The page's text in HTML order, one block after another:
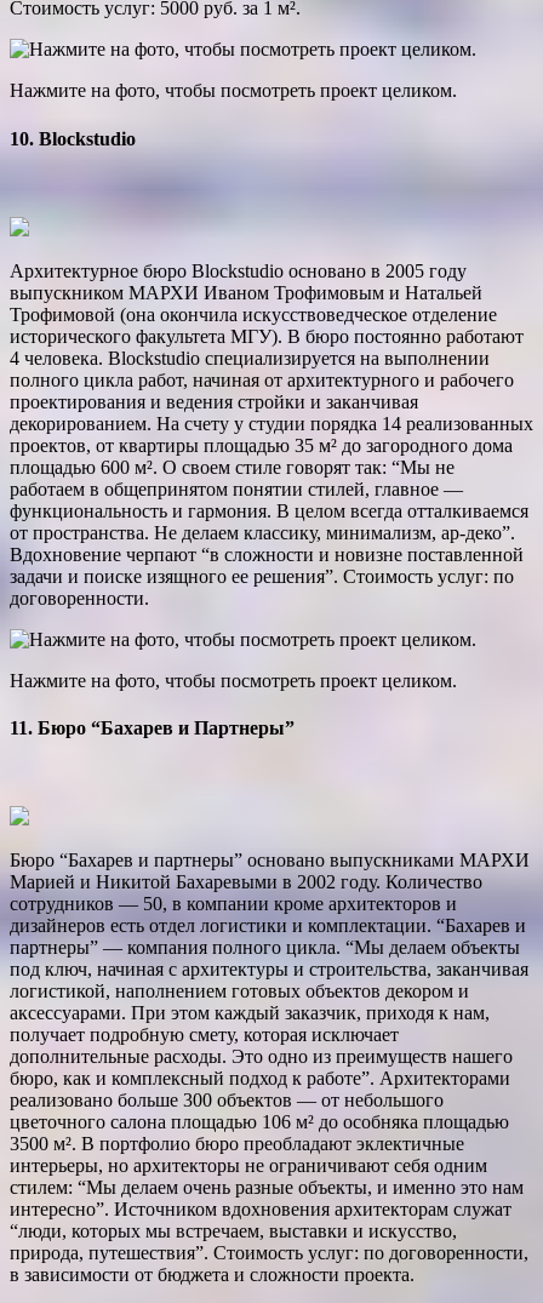
Стоимость услуг: 5000 руб. за 1 м².
Нажмите на фото, чтобы посмотреть проект целиком.
10. Blockstudio
Архитектурное бюро Blockstudio основано в 2005 году
выпускником МАРХИ Иваном Трофимовым и Натальей
Трофимовой (она окончила искусствоведческое отделение
исторического факультета МГУ). В бюро постоянно работают
4 человека. Blockstudio специализируется на выполнении
полного цикла работ, начиная от архитектурного и рабочего
проекти­рования и ведения стройки и заканчивая
декорированием. На счету у студии порядка 14 реализованных
проектов, от квартиры площадью 35 м² до загородного дома
площадью 600 м². О своем стиле говорят так: “Мы не
работаем в общепринятом понятии стилей, главное —
функциональность и гармония. В целом всегда отталкиваемся
от пространства. Не делаем классику, минимализм, ар-деко”.
Вдохновение черпают “в сложности и новизне поставленной
задачи и поиске изящного ее решения”. Стоимость услуг: по
договоренности.
Нажмите на фото, чтобы посмотреть проект целиком.
11. Бюро “Бахарев и Партнеры”
Бюро “Бахарев и партнеры” основано выпускниками ­МАРХИ
Марией и Никитой Бахаревыми в 2002 году. Количество
сотрудников — 50, в компании кроме архитекторов и
дизайнеров есть отдел логистики и комплектации. “Бахарев и
партнеры” — компания полного цикла. “Мы делаем объекты
под ключ, начиная с архитектуры и строительства, заканчивая
логистикой, наполнением готовых объектов декором и
аксессуарами. При этом каждый заказчик, приходя к нам,
получает подробную смету, которая исключает
дополнительные расходы. Это одно из преимуществ нашего
бюро, как и комплексный подход к работе”. Архитекторами
реализовано больше 300 объектов — от небольшого
цветочного салона площадью 106 м² до особняка площадью
3500 м². В портфолио бюро преобладают эклектичные
интерьеры, но архитекторы не ограничивают себя одним
стилем: “Мы делаем очень разные объекты, и именно это нам
интересно”. Источником вдохновения архитекторам служат
“люди, которых мы встречаем, выставки и искусство,
природа, ­путешествия”. Стоимость услуг: по договоренности,
в зависимости от бюджета и сложности проекта.